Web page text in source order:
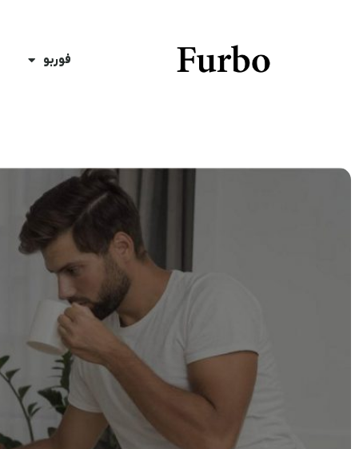
فوربو